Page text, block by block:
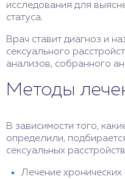
исследования для
статуса.
Врач ставит диагноз и
сексуального
анализов, собранного
Методы
В зависимости того,
определили,
сексуальных
Лечение